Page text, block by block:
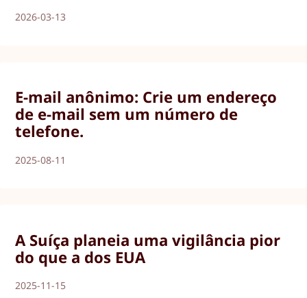
2026-03-13
E-mail anônimo: Crie um endereço
de e-mail sem um número de
telefone.
2025-08-11
A Suíça planeia uma vigilância pior
do que a dos EUA
2025-11-15